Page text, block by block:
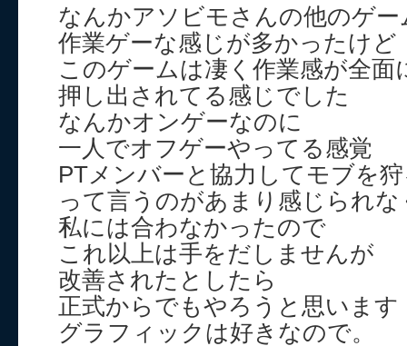
なんかアソビモさんの他のゲー
作業ゲーな感じが多かったけど
このゲームは凄く作業感が全面
押し出されてる感じでした
なんかオンゲーなのに
一人でオフゲーやってる感覚
PTメンバーと協力してモブを
って言うのがあまり感じられな
私には合わなかったので
これ以上は手をだしませんが
改善されたとしたら
正式からでもやろうと思います
グラフィックは好きなので。